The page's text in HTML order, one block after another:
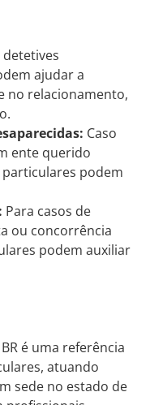
detetives
ajudar a
no relacionamento,
Caso
ente querido
podem
Para casos de
ou concorrência
podem auxiliar
é uma referência
atuando
sede no estado de